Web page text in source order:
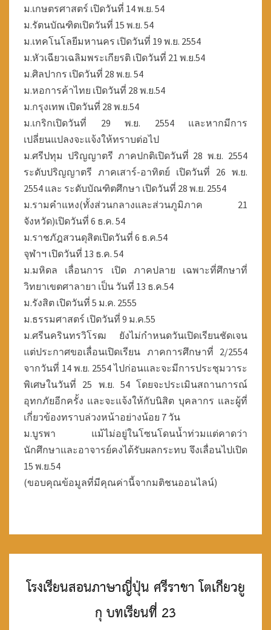
ร
ศึ
ษ
า
ที่
2
2
5
5
4
ม.เกษตรศาสตร์ เปิดวันที่ 14 พ.ย. 54
ม.รัตนบัณฑิตเปิดวันที่ 15 พ.ย. 54
ม.เทคโนโลยีมหานคร เปิดวันที่ 19 พ.ย. 2554
ม.หัวเฉียวเฉลิมพระเกียรติ เปิดวันที่ 21 พ.ย.54
ม.ศิลปากร เปิดวันที่ 28 พ.ย. 54
ม.หอการค้าไทย เปิดวันที่ 28 พ.ย.54
ม.กรุงเทพ เปิดวันที่ 28 พ.ย.54
ม.เกริกเปิดวันที่ 29 พ.ย. 2554 และหากมีการ
เปลี่ยนแปลงจะแจ้งให้ทราบต่อไป
ม.ศรีปทุม ปริญญาตรี ภาคปกติเปิดวันที่ 28 พ.ย. 2554
ระดับปริญญาตรี ภาคเสาร์-อาทิตย์ เปิดวันที่ 26 พ.ย.
2554 และ ระดับบัณฑิตศึกษา เปิดวันที่ 28 พ.ย. 2554
ม.รามคำแหง(ทั้งส่วนกลางและส่วนภูมิภาค 21
จังหวัด)เปิดวันที่ 6 ธ.ค. 54
ม.ราชภัฎสวนดุสิตเปิดวันที่ 6 ธ.ค.54
จุฬาฯ เปิดวันที่ 13 ธ.ค. 54
ม.มหิดล เลื่อนการ เปิด ภาคปลาย เฉพาะที่ศึกษาที่
วิทยาเขตศาลายา เป็น วันที่ 13 ธ.ค.54
ม.รังสิต เปิดวันที่ 5 ม.ค. 2555
ม.ธรรมศาสตร์ เปิดวันที่ 9 ม.ค.55
ม.ศรีนครินทรวิโรฒ ยังไม่กำหนดวันเปิดเรียนชัดเจน
แต่ประกาศขอเลื่อนเปิดเรียน ภาคการศึกษาที่ 2/2554
จากวันที่ 14 พ.ย. 2554 ไปก่อนและจะมีการประชุมวาระ
พิเศษในวันที่ 25 พ.ย. 54 โดยจะประเมินสถานการณ์
อุทกภัยอีกครั้ง และจะแจ้งให้กับนิสิต บุคลากร และผู้ที่
เกี่ยวข้องทราบล่วงหน้าอย่างน้อย 7 วัน
ม.บูรพา แม้ไม่อยู่ในโซนโดนน้ำท่วมแต่คาดว่า
นักศึกษาและอาจารย์คงได้รับผลกระทบ จึงเลื่อนไปเปิด
15 พ.ย.54
(ขอบคุณข้อมูลที่มีคุณค่านี้จากมติชนออนไลน์)
ร
ง
เ
โรงเรียนสอนภาษาญี่ปุ่น ศรีราชา โตเกียวยู
กุ บทเรียนที่ 23